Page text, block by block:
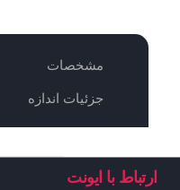
مشخصات
جزئیات اندازه
ارتباط با ایونت